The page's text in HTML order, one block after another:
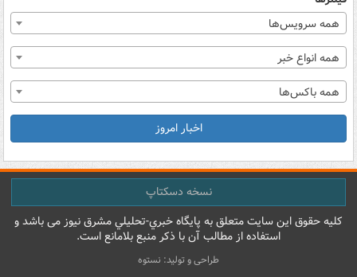
همه سرویس‌ها
همه انواع خبر
همه باکس‌ها
اخبار امروز
نسخه دسکتاپ
کليه حقوق اين سايت متعلق به پایگاه خبري-تحليلي مشرق نيوز می باشد و
استفاده از مطالب آن با ذکر منبع بلامانع است.
طراحی و تولید: نستوه